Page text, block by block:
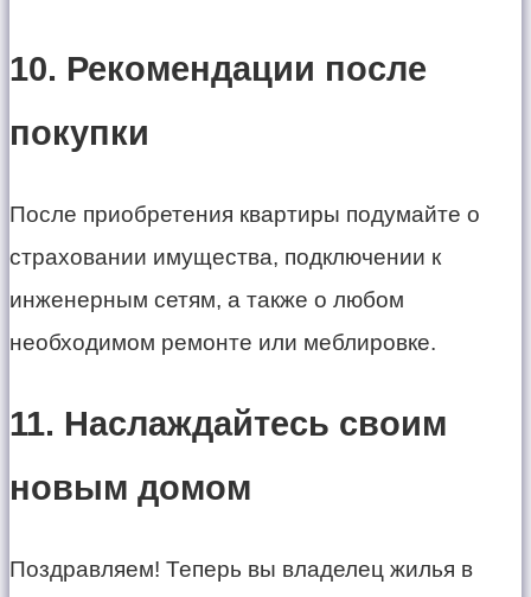
10. Рекомендации после
покупки
После приобретения квартиры подумайте о
страховании имущества, подключении к
инженерным сетям, а также о любом
необходимом ремонте или меблировке.
11. Наслаждайтесь своим
новым домом
Поздравляем! Теперь вы владелец жилья в